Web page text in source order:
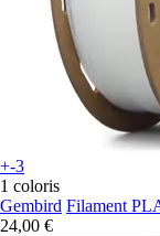
+-3
1 coloris
Gembird Filament
24,00 €